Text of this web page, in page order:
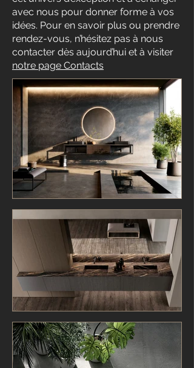
avec nous pour donner forme à vos
idées. Pour en savoir plus ou prendre
rendez-vous, n’hésitez pas à nous
contacter dès aujourd’hui et à visiter
notre page Contacts